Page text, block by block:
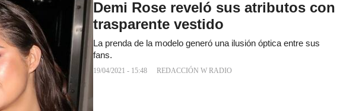
Demi Rose reveló sus atributos con
trasparente vestido
La prenda de la modelo generó una ilusión óptica entre sus
fans.
19/04/2021 - 15:48 REDACCIÓN W RADIO